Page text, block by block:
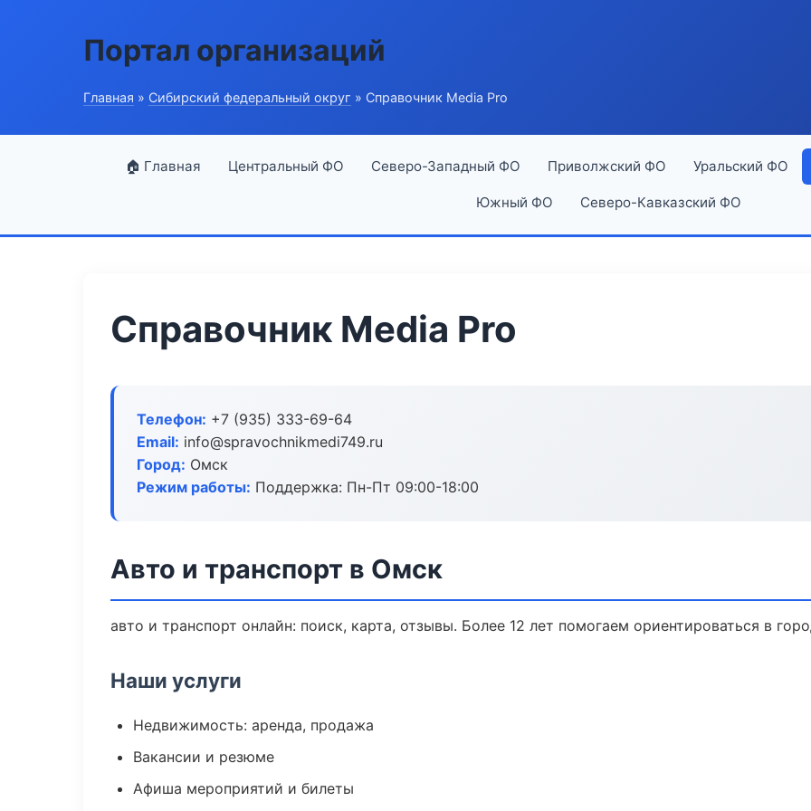
Портал организаций
Главная » Сибирский федеральный округ » Справочник Media Pro
🏠 Главная Центральный ФО Северо-Западный ФО Приволжский ФО Уральский ФО
Южный ФО Северо-Кавказский ФО
Справочник Media Pro
Телефон: +7 (935) 333-69-64
Email: info@spravochnikmedi749.ru
Город: Омск
Режим работы: Поддержка: Пн-Пт 09:00-18:00
Авто и транспорт в Омск
авто и транспорт онлайн: поиск, карта, отзывы. Более 12 лет помогаем ориентироваться в
Наши услуги
Недвижимость: аренда, продажа
Вакансии и резюме
Афиша мероприятий и билеты